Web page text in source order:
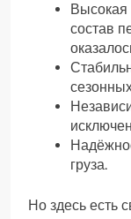
Высокая
состав
груза.
Но здесь есть